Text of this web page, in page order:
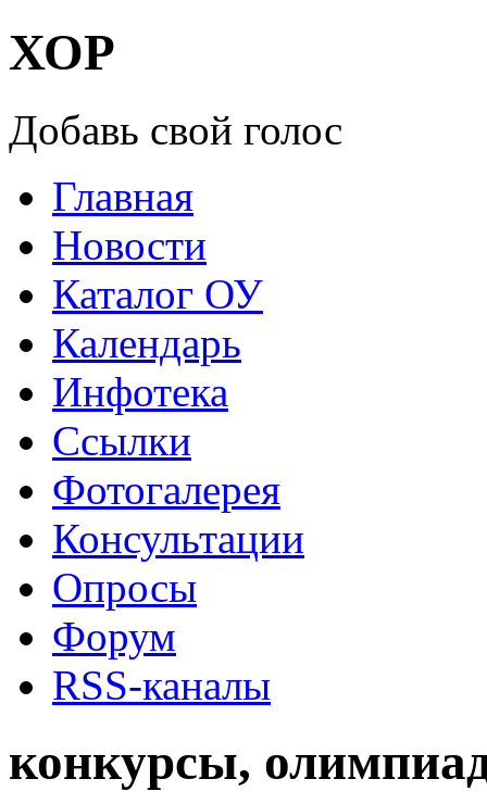
ХОР
Добавь свой голос
Главная
Новости
Каталог ОУ
Календарь
Инфотека
Ссылки
Фотогалерея
Консультации
Опросы
Форум
RSS-каналы
конкурсы,